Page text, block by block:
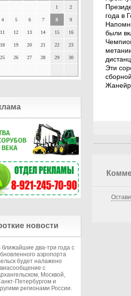
1 2
4 5 6 7 8 9
11 12 13 14 15 16
18 19 20 21 22 23
25 26 27 28 29 30
новости
ближайшие два-три года с
аэропорта
будет налажено
с
Москвой,
Петербургом и
регионами России.
года в
были
Эти